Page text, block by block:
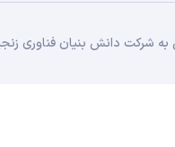
شرکت دانش بنیان فناوری